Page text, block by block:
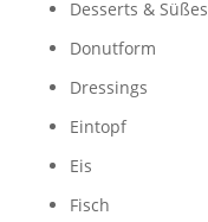
Desserts & Süßes
Donutform
Dressings
Eintopf
Eis
Fisch